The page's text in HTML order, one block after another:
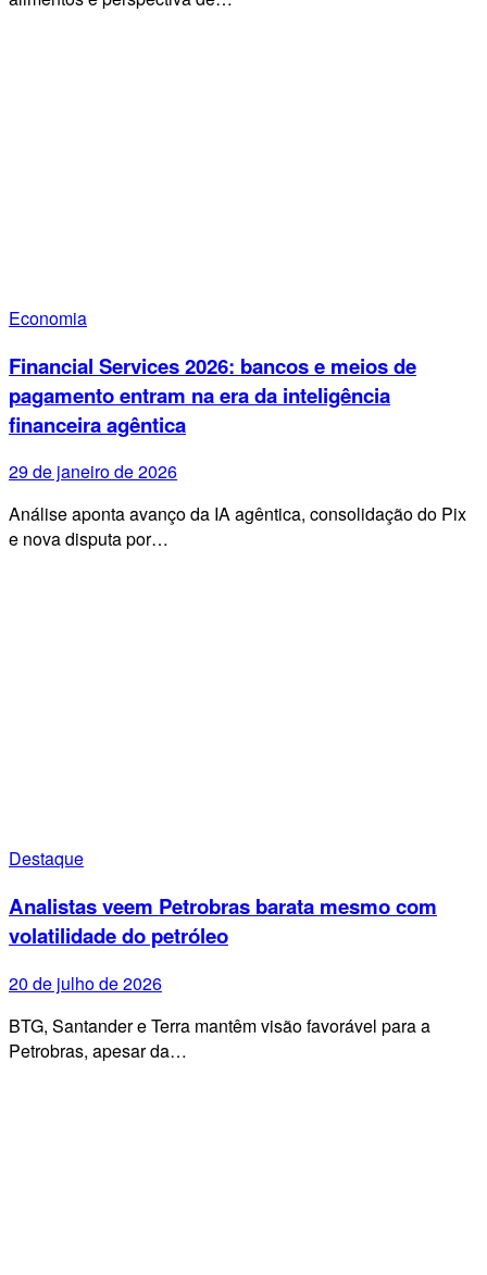
Economia
Financial Services 2026: bancos e meios de
pagamento entram na era da inteligência
financeira agêntica
29 de janeiro de 2026
Análise aponta avanço da IA agêntica, consolidação do Pix
e nova disputa por…
Destaque
Analistas veem Petrobras barata mesmo com
volatilidade do petróleo
20 de julho de 2026
BTG, Santander e Terra mantêm visão favorável para a
Petrobras, apesar da…